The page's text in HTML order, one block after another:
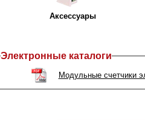
Аксессуары
Электронные каталоги
Модульные счетчики